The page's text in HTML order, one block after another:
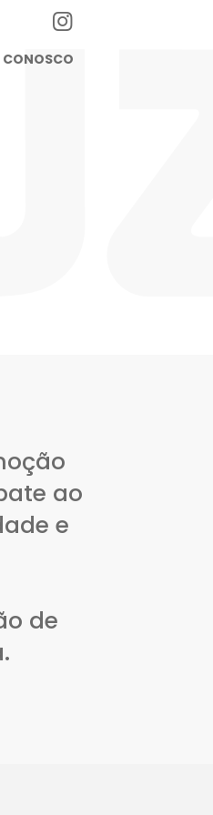
CONOSCO
ao
e
de